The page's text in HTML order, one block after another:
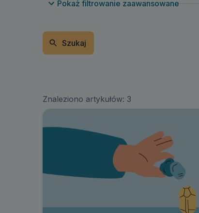
Pokaż filtrowanie zaawansowane
Szukaj
Znaleziono artykułów: 3